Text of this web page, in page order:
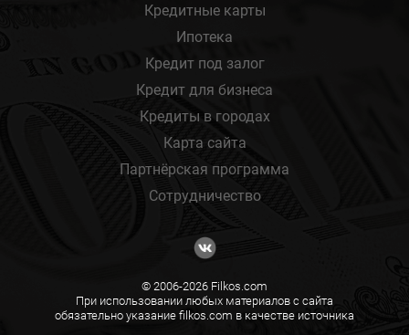
Кредитные карты
Ипотека
Кредит под залог
Кредит для бизнеса
Кредиты в городах
Карта сайта
Партнёрская программа
Сотрудничество
© 2006-2026 Filkos.com
При использовании любых материалов с сайта
обязательно указание filkos.com в качестве источника